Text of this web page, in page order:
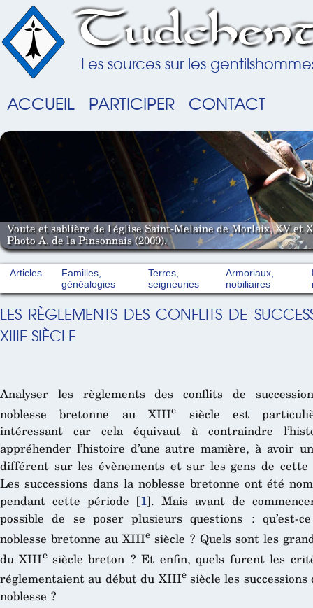
Les sources sur les
ACCUEIL PARTICIPER CONTACT
Voute et sablière de l'église Saint-Melaine de Morlaix, XV et
Photo A. de la Pinsonnais (2009).
Articles
Familles,
généalogies
Terres,
seigneuries
Armoriaux,
nobiliaires
LES RÈGLEMENTS DES CONFLITS DE
XIIIE SIÈCLE
Analyser les règlements des conflits de
noblesse bretonne au XIIIe
siècle est
intéressant car cela équivaut à contraindre
appréhender l’histoire d’une autre manière, à avoir
différent sur les évènements et sur les gens de cette
Les successions dans la noblesse bretonne ont été
pendant cette période [1]. Mais avant de
possible de se poser plusieurs questions : qu’est-
noblesse bretonne au XIIIe siècle ? Quels sont les
du XIIIesiècle breton ? Et enfin, quels furent les
réglementaient au début du XIIIesiècle les successions
noblesse ?